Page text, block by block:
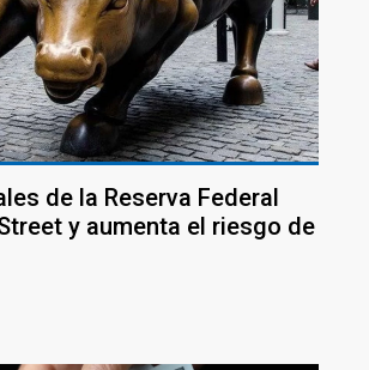
de la Reserva Federal
y aumenta el riesgo de